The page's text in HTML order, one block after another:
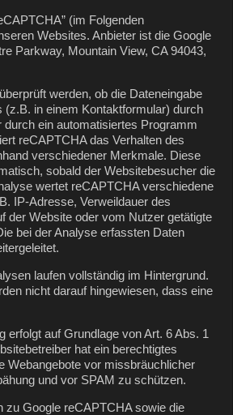
(im Folgenden
Websites. Anbieter ist die Google
Parkway, Mountain View, CA 94043,
werden, ob die Dateneingabe
(z.B. in einem Kontaktformular) durch
durch ein automatisiertes Programm
reCAPTCHA das Verhalten des
verschiedener Merkmale. Diese
sobald der Websitebesucher die
wertet reCAPTCHA verschiedene
IP-Adresse, Verweildauer des
der Website oder vom Nutzer getätigte
bei der Analyse erfassten Daten
laufen vollständig im Hintergrund.
nicht darauf hingewiesen, dass eine
erfolgt auf Grundlage von Art. 6 Abs. 1
hat ein berechtigtes
Webangebote vor missbräuchlicher
und vor SPAM zu schützen.
zu Google reCAPTCHA sowie die